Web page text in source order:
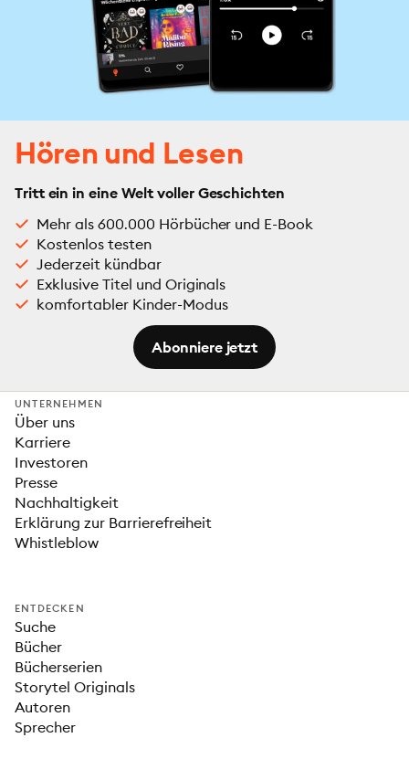
Hören und Lesen
Tritt ein in eine Welt voller Geschichten
Mehr als 600.000 Hörbücher und E-Book
Kostenlos testen
Jederzeit kündbar
Exklusive Titel und Originals
komfortabler Kinder-Modus
Abonniere jetzt
UNTERNEHMEN
Über uns
Karriere
Investoren
Presse
Nachhaltigkeit
Erklärung zur Barrierefreiheit
Whistleblow
ENTDECKEN
Suche
Bücher
Bücherserien
Storytel Originals
Autoren
Sprecher